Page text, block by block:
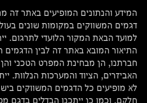
המידע והנתונים המופיעים באתר זה
דגמים המשווקים במקומות שונים
למועד הבאת המקור הלועדי לתרגום.
התיאור המובא באתר זה לבין הדגמים
חברתנו, הן מבחינת המפרט הטכני
האביזרים, הציוד והמערכות הנלוות.
לא מופיעים כל הדגמים המשווקים